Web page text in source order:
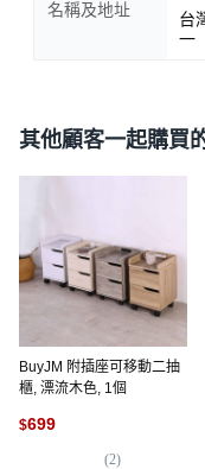
名稱及地址
台
一
其他顧客一起購買
BuyJM 附插座可移動二抽
櫃, 漂流木色, 1個
$699
(2)